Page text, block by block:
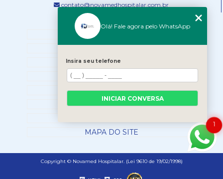
contato@novamedhospitalar.com.br
MENU
SERVIÇOS
NOSSOS PRODUTOS
BLOG
CONTATO
MAPA DO SITE
Copyright © Novamed Hospitalar. (Lei 9610 de 19/02/1998)
1
Olá! Fale agora pelo WhatsApp
Insira seu telefone
INICIAR CONVERSA